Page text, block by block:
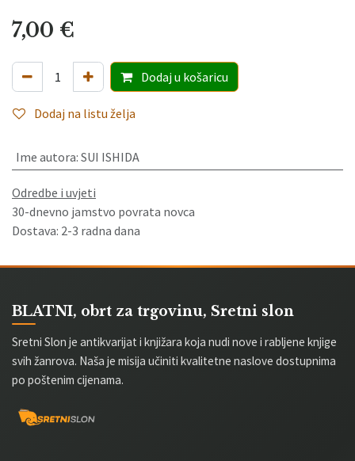
7,00 €
Dodaju košaricu
Dodaj na listu želja
Ime autora: SUI ISHIDA
Odredbe i uvjeti
30-dnevno jamstvo povrata novca
Dostava: 2-3 radna dana
BLATNI, obrt za trgovinu, Sretni slon
Sretni Slon je antikvarijat i knjižara koja nudi nove i rabljene knjige
svih žanrova. Naša je misija učiniti kvalitetne naslove dostupnima
po poštenim cijenama.